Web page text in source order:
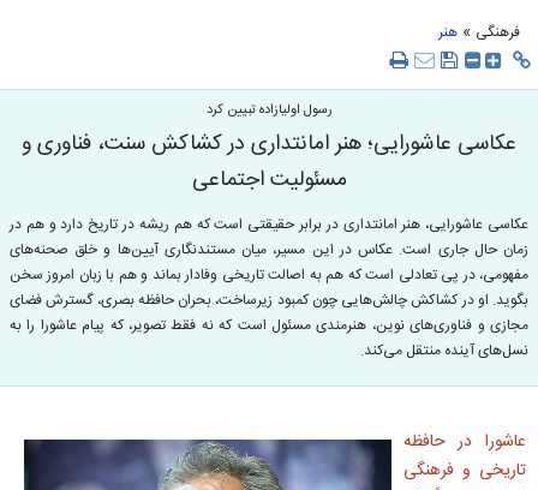
فرهنگی » هنر
رسول اولیازاده تبیین کرد
عکاسی عاشورایی؛ هنر امانتداری در کشاکش سنت، فناوری و
مسئولیت اجتماعی
عکاسی عاشورایی، هنر امانتداری در برابر حقیقتی است که هم ریشه در تاریخ دارد و هم در
زمان حال جاری است. عکاس در این مسیر، میان مستندنگاری آیین‌ها و خلق صحنه‌های
مفهومی، در پی تعادلی است که هم به اصالت تاریخی وفادار بماند و هم با زبان امروز سخن
بگوید. او در کشاکش چالش‌هایی چون کمبود زیرساخت، بحران حافظه بصری، گسترش فضای
مجازی و فناوری‌های نوین، هنرمندی مسئول است که نه فقط تصویر، که پیام عاشورا را به
نسل‌های آینده منتقل می‌کند.
عاشورا در حافظه
تاریخی و فرهنگی